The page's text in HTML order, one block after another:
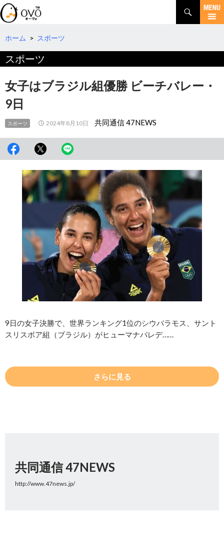
検
索
コ
テ
へ
動
ホーム > スポーツ
スポーツ
女子はブラジル組優勝 ビーチバレー・
9日
スポーツ 2024年8月10日 共同通信 47NEWS
9日の女子決勝で、世界ランキング1位のシウバラモス、サント
スリスボア組（ブラジル）がヒューマナパレデ……
さらに見る
共同通信 47NEWS
http://www.47news.jp/